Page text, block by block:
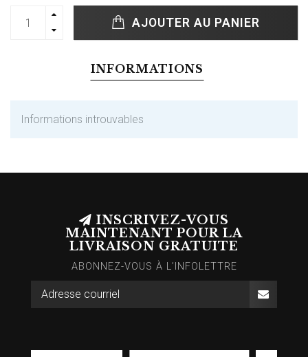
AJOUTER AU PANIER
INFORMATIONS
Informations introuvables
INSCRIVEZ-VOUS
MAINTENANT POUR LA
LIVRAISON GRATUITE
ABONNEZ-VOUS À L’INFOLETTRE